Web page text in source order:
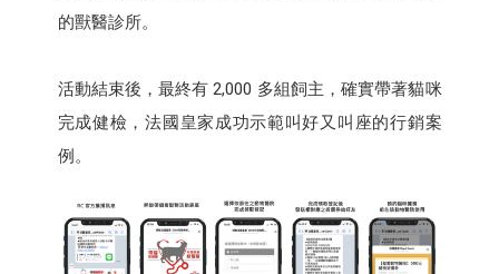
的獸醫診所。
活動結束後，最終有 2,000 多組飼主，確實帶著貓咪
完成健檢，法國皇家成功示範叫好又叫座的行銷案
例。